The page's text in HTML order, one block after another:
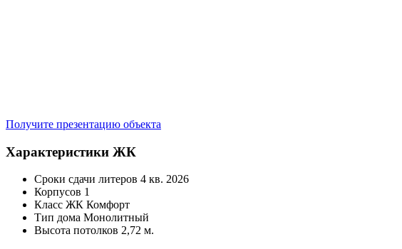
Получите презентацию объекта
Характеристики ЖК
Сроки сдачи литеров 4 кв. 2026
Корпусов 1
Класс ЖК Комфорт
Тип дома Монолитный
Высота потолков 2,72 м.